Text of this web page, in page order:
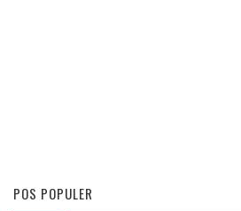
POS POPULER